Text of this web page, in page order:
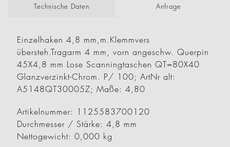
Technische Daten Anfrage
Einzelhaken 4,8 mm,m.Klemmvers
übersteh.Tragarm 4 mm, vorn angeschw. Querpin
45X4,8 mm Lose Scanningtaschen QT=80X40
Glanzverzinkt-Chrom. P/ 100; ArtNr alt:
A5148QT30005Z; Maße: 4,80
Artikelnummer: 1125583700120
Durchmesser / Stärke: 4,8 mm
Nettogewicht: 0,000 kg